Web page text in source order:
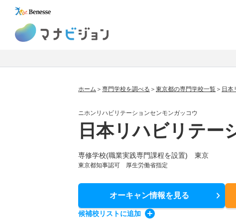
ホーム 専門学校を調べる 東京都の専門学校一覧 日本
ニホンリハビリテーションセンモンガッコウ
日本リハビリテー
専修学校(職業実践専門課程を設置) 東京
東京都知事認可 厚生労働省指定
オーキャン情報を見る
候補校リストに追加